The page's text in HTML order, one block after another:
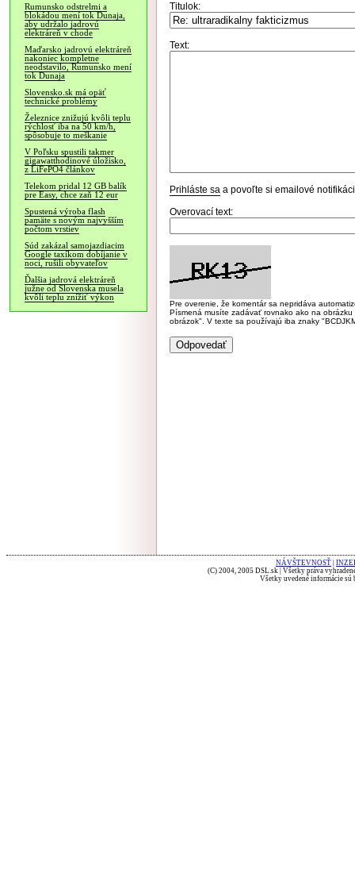
Rumunsko odstrelmi a
blokádou mení tok Dunaja,
aby udržalo jadrovú
elektráreň v chode
Maďarsko jadrovú elektráreň
nakoniec kompletne
neodstavilo, Rumunsko mení
tok Dunaja
Slovensko.sk má opäť
technické problémy
Železnice znižujú kvôli teplu
rýchlosť iba na 50 km/h,
spôsobuje to meškanie
V Poľsku spustili takmer
gigawatthodinové úložisko,
z LiFePO4 článkov
Telekom pridal 12 GB balík
pre Easy, chce zaň 12 eur
Spustená výroba flash
pamäte s novým najvyšším
počtom vrstiev
Súd zakázal samojazdiacim
Google taxíkom dobíjanie v
noci, rušili obyvateľov
Ďalšia jadrová elektráreň
južne od Slovenska musela
kvôli teplu znížiť výkon
Titulok:
Text:
Prihláste sa a povoľte si emailové
Overovací text:
Pre overenie, že komentár sa nepridáva
Písmená musíte zadávať rovnako ako na
obrázok". V texte sa používajú iba znaky
NÁVŠTEVNOSŤ
(C) 2004, 2005 DSL.sk | Všetky práva
Všetky uvedené informácie sú